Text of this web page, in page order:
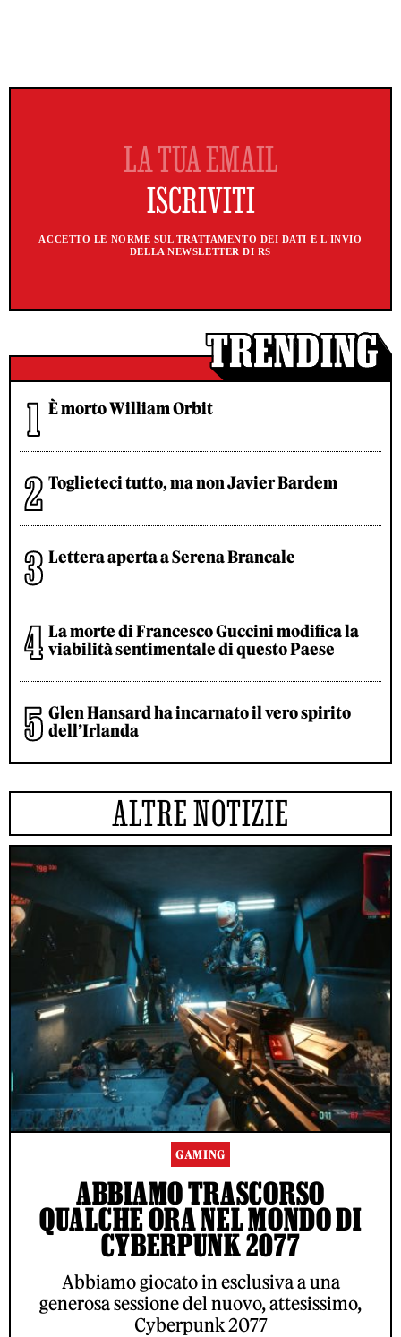
ACCETTO LE NORME SUL TRATTAMENTO DEI DATI E L'INVIO
DELLA NEWSLETTER DI RS
È morto William Orbit
Toglieteci tutto, ma non Javier Bardem
Lettera aperta a Serena Brancale
La morte di Francesco Guccini modifica la
viabilità sentimentale di questo Paese
Glen Hansard ha incarnato il vero spirito
dell’Irlanda
ALTRE NOTIZIE
GAMING
ABBIAMO TRASCORSO
QUALCHE ORA NEL MONDO DI
CYBERPUNK 2077
Abbiamo giocato in esclusiva a una
generosa sessione del nuovo, attesissimo,
Cyberpunk 2077